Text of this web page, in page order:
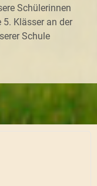
Schülerinnen
5. Klässer an der
Schule